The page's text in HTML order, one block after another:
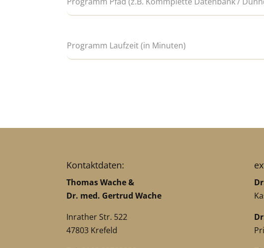
Kontaktdaten:
Thomas Wache &
Dr. med. Gertrud Wache
Inrather Str. 522
47803 Krefeld